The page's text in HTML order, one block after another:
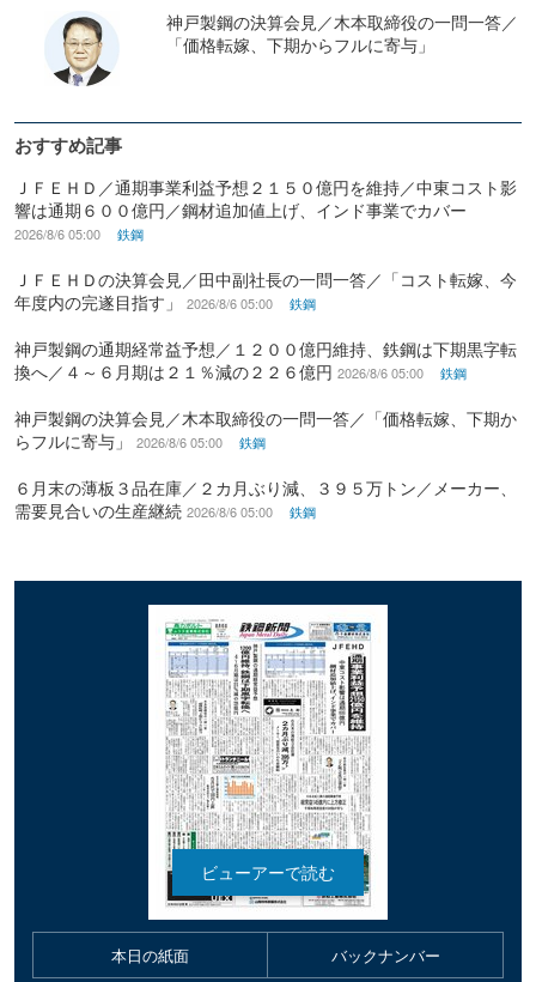
神戸製鋼の決算会見／木本取締役の一問一答／
「価格転嫁、下期からフルに寄与」
おすすめ記事
ＪＦＥＨＤ／通期事業利益予想２１５０億円を維持／中東コスト影
響は通期６００億円／鋼材追加値上げ、インド事業でカバー
2026/8/6 05:00 鉄鋼
ＪＦＥＨＤの決算会見／田中副社長の一問一答／「コスト転嫁、今
年度内の完遂目指す」
2026/8/6 05:00 鉄鋼
神戸製鋼の通期経常益予想／１２００億円維持、鉄鋼は下期黒字転
換へ／４～６月期は２１％減の２２６億円 2026/8/6 05:00 鉄鋼
神戸製鋼の決算会見／木本取締役の一問一答／「価格転嫁、下期か
らフルに寄与」
2026/8/6 05:00 鉄鋼
６月末の薄板３品在庫／２カ月ぶり減、３９５万トン／メーカー、
需要見合いの生産継続 2026/8/6 05:00 鉄鋼
本日の紙面 バックナンバー